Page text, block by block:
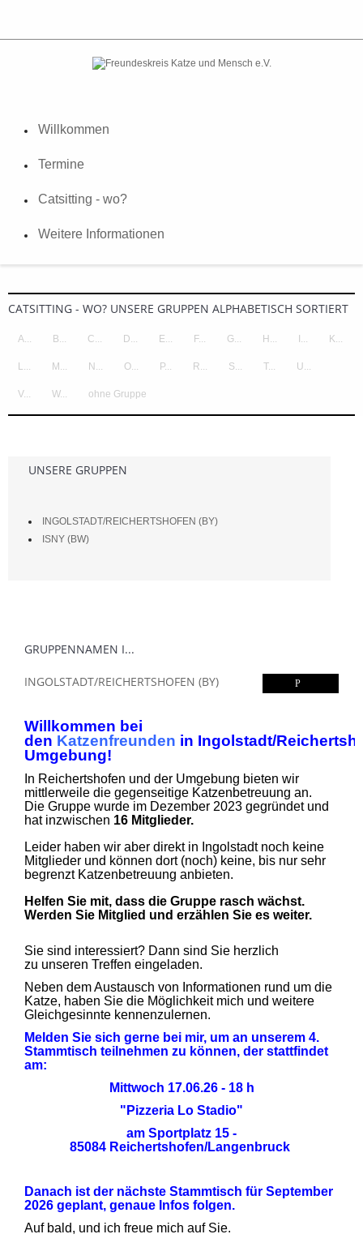
Willkommen
Termine
Catsitting - wo?
Weitere Informationen
CATSITTING - WO? UNSERE GRUPPEN ALPHABETISCH SORTIERT
A... B... C... D... E... F... G... H... I... K...
L... M... N... O... P... R... S... T... U...
V... W... ohne Gruppe
UNSERE GRUPPEN
INGOLSTADT/REICHERTSHOFEN (BY)
ISNY (BW)
GRUPPENNAMEN I...
INGOLSTADT/REICHERTSHOFEN (BY)
Willkommen bei
den Katzenfreunden in Ingolstadt/
Umgebung!
n Reichertshofen und der Umgebung bieten wir
mittlerweile die gegenseitige Katzenbetreuung an.
Die Gruppe wurde im Dezember 2023 gegründet und
hat inzwischen 16 Mitglieder.
Leider haben wir aber direkt in Ingolstadt noch keine
Mitglieder und können dort (noch) keine, bis nur sehr
begrenzt Katzenbetreuung anbieten.
Helfen Sie mit, dass die Gruppe rasch wächst.
Werden Sie Mitglied und erzählen Sie es weiter.
Sie sind interessiert? Dann sind Sie herzlich
zu unseren Treffen eingeladen.
Neben dem Austausch von Informationen rund um die
Katze, haben Sie die Möglichkeit mich und weitere
Gleichgesinnte kennenzulernen.
Melden Sie sich gerne bei mir, um an unserem 4.
Stammtisch teilnehmen zu können, der stattfindet
am:
Mittwoch 17.06.26 - 18 h
"Pizzeria Lo Stadio"
am Sportplatz 15 -
85084 Reichertshofen/Langenbruck
Danach ist der nächste Stammtisch für September
2026 geplant, genaue Infos folgen.
Auf bald, und ich freue mich auf Sie.